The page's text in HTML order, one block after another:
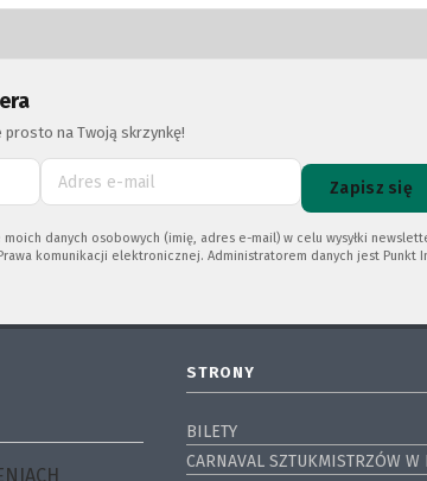
na Twoją skrzynkę!
Zapisz się
danych osobowych (imię, adres e-mail) w celu wysyłki
komunikacji elektronicznej. Administratorem danych jest Punkt
STRONY
BILETY
CARNAVAL SZTUKMISTRZÓW